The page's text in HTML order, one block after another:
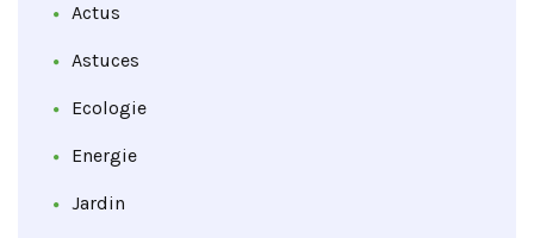
Actus
Astuces
Ecologie
Energie
Jardin